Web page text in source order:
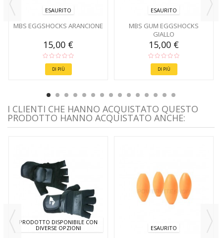
ESAURITO
MBS EGGSHOCKS ARANCIONE
15,00 €
DI PIÙ
ESAURITO
MBS GUM EGGSHOCKS
GIALLO
15,00 €
DI PIÙ
I CLIENTI CHE HANNO ACQUISTATO QUESTO
PRODOTTO HANNO ACQUISTATO ANCHE:
PRODOTTO DISPONIBILE CON
DIVERSE OPZIONI
ESAURITO